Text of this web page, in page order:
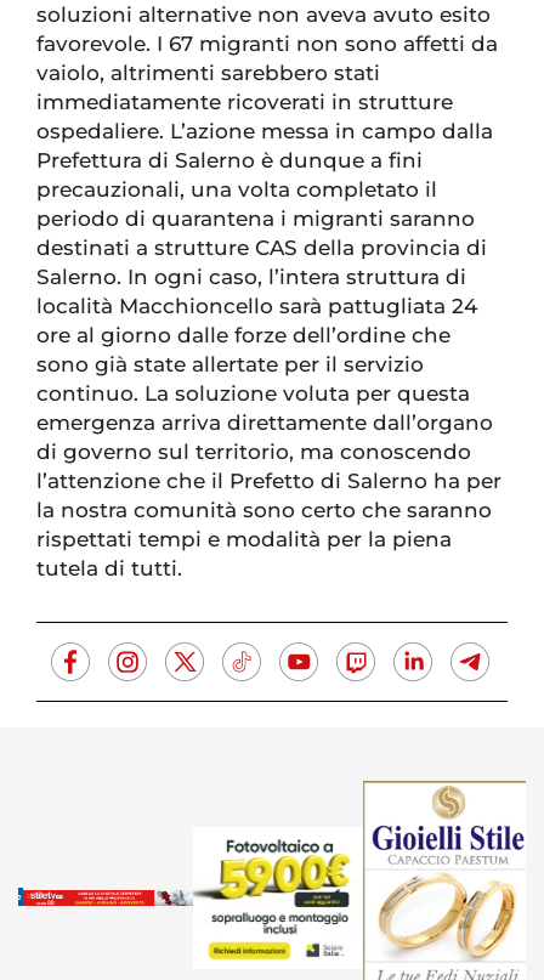
soluzioni alternative non aveva avuto esito
favorevole. I 67 migranti non sono affetti da
vaiolo, altrimenti sarebbero stati
immediatamente ricoverati in strutture
ospedaliere. L’azione messa in campo dalla
Prefettura di Salerno è dunque a fini
precauzionali, una volta completato il
periodo di quarantena i migranti saranno
destinati a strutture CAS della provincia di
Salerno. In ogni caso, l’intera struttura di
località Macchioncello sarà pattugliata 24
ore al giorno dalle forze dell’ordine che
sono già state allertate per il servizio
continuo. La soluzione voluta per questa
emergenza arriva direttamente dall’organo
di governo sul territorio, ma conoscendo
l’attenzione che il Prefetto di Salerno ha per
la nostra comunità sono certo che saranno
rispettati tempi e modalità per la piena
tutela di tutti.